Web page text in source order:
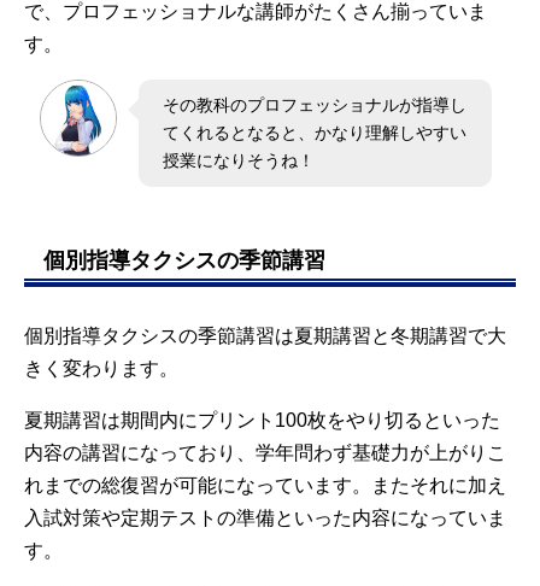
で、プロフェッショナルな講師がたくさん揃っていま
す。
その教科のプロフェッショナルが指導し
てくれるとなると、かなり理解しやすい
授業になりそうね！
個別指導タクシスの季節講習
個別指導タクシスの季節講習は夏期講習と冬期講習で大
きく変わります。
夏期講習は期間内にプリント100枚をやり切るといった
内容の講習になっており、学年問わず基礎力が上がりこ
れまでの総復習が可能になっています。またそれに加え
入試対策や定期テストの準備といった内容になっていま
す。